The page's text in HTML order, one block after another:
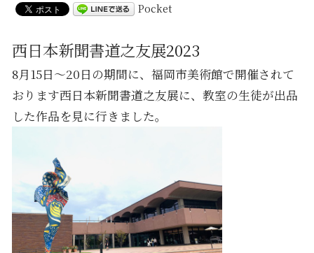
Pocket
西日本新聞書道之友展2023
8月15日〜20日の期間に、福岡市美術館で開催されて
おります西日本新聞書道之友展に、教室の生徒が出品
した作品を見に行きました。